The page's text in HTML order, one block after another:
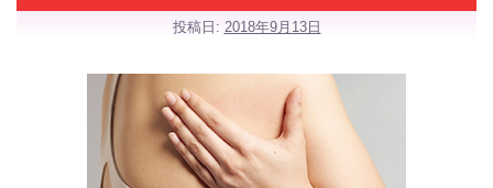
投稿日: 2018年9月13日